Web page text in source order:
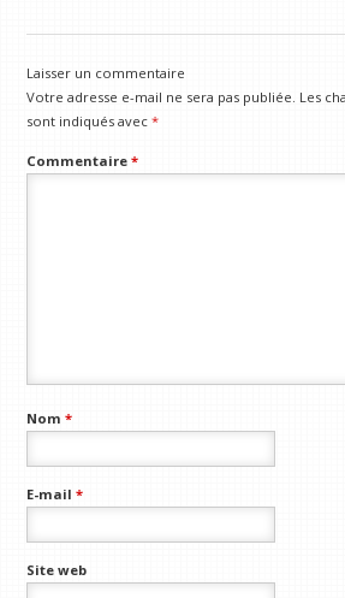
Laisser un commentaire
Votre adresse e-mail ne sera pas publiée. Les
sont indiqués avec*
Commentaire*
Nom*
E-mail*
Site web